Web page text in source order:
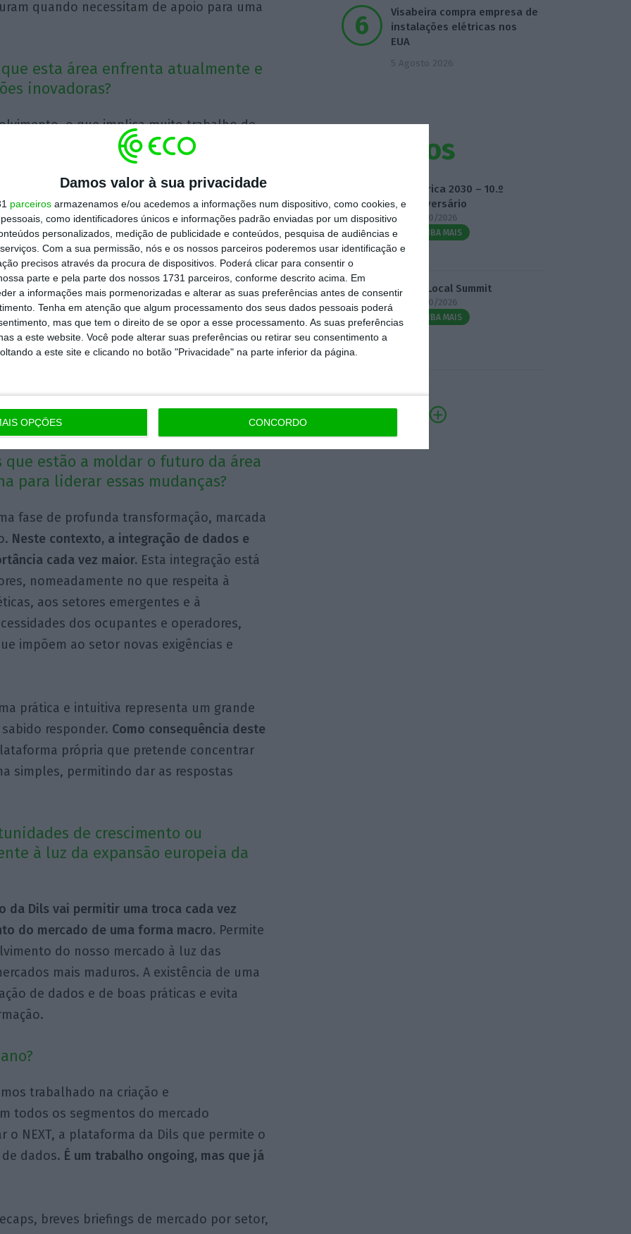
Damos valor à sua privacidade
parceiros armazenamos e/ou acedemos a informações num dispositivo, como cookies, e
como identificadores únicos e informações padrão enviadas por um dispositivo
personalizados, medição de publicidade e conteúdos, pesquisa de audiências e
Com a sua permissão, nós e os nossos parceiros poderemos usar identificação e
precisos através da procura de dispositivos. Poderá clicar para consentir o
parte e pela parte dos nossos 1731 parceiros, conforme descrito acima. Em
a informações mais pormenorizadas e alterar as suas preferências antes de consentir
Tenha em atenção que algum processamento dos seus dados pessoais poderá
mas que tem o direito de se opor a esse processamento. As suas preferências
a este website. Você pode alterar suas preferências ou retirar seu consentimento a
a este site e clicando no botão "Privacidade" na parte inferior da página.
OPÇÕES CONCORDO
quando necessitam de apoio para uma
esta área enfrenta atualmente e
inovadoras?
o que implica muito trabalho de
de dados e na implementação de
ser cada vez mais eficientes, accurate
a constante evolução do mercado e a
procurando, idealmente, antecipar as
mais do que ter a informação,
a tratar e comunicar, de modo a garantir
armazenar e tratar informação de
são intuitivos e dão as respostas
independente do objetivo/desafio
estão a moldar o futuro da área
para liderar essas mudanças?
fase de profunda transformação, marcada
Neste contexto, a integração de dados e
cada vez maior. Esta integração está
nomeadamente no que respeita à
aos setores emergentes e à
dos ocupantes e operadores,
impõem ao setor novas exigências e
prática e intuitiva representa um grande
responder. Como consequência deste
própria que pretende concentrar
simples, permitindo dar as respostas
de crescimento ou
à luz da expansão europeia da
da Dils vai permitir uma troca cada vez
do mercado de uma forma macro. Permite
do nosso mercado à luz das
mais maduros. A existência de uma
de dados e de boas práticas e evita
trabalhado na criação e
todos os segmentos do mercado
NEXT, a plataforma da Dils que permite o
dados. É um trabalho ongoing, mas que já
breves briefings de mercado por setor,
Visabeira compra empresa de
instalações elétricas nos
EUA
5 Agosto 2026
Eventos
Fábrica 2030 – 10.º
Aniversário
14/10/2026
SAIBA MAIS
3.º Local Summit
07/10/2026
SAIBA MAIS